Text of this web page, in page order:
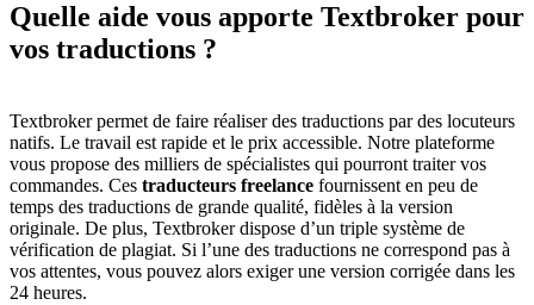
Quelle aide vous apporte Textbroker pour
vos traductions ?
Textbroker permet de faire réaliser des traductions par des locuteurs
natifs. Le travail est rapide et le prix accessible. Notre plateforme
vous propose des milliers de spécialistes qui pourront traiter vos
commandes. Ces traducteurs freelance fournissent en peu de
temps des traductions de grande qualité, fidèles à la version
originale. De plus, Textbroker dispose d’un triple système de
vérification de plagiat. Si l’une des traductions ne correspond pas à
vos attentes, vous pouvez alors exiger une version corrigée dans les
24 heures.